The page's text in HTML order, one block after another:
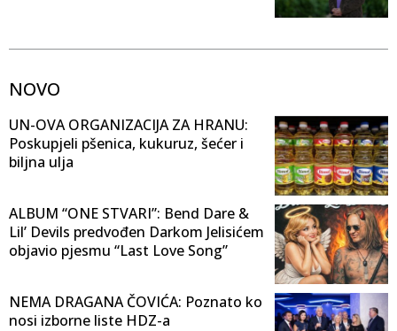
NOVO
UN-OVA ORGANIZACIJA ZA HRANU:
Poskupjeli pšenica, kukuruz, šećer i
biljna ulja
ALBUM “ONE STVARI”: Bend Dare &
Lil’ Devils predvođen Darkom Jelisićem
objavio pjesmu “Last Love Song”
NEMA DRAGANA ČOVIĆA: Poznato ko
nosi izborne liste HDZ-a